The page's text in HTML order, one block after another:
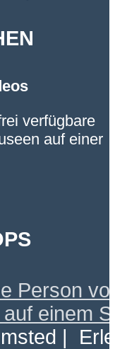
verfügbare
auf einer
|